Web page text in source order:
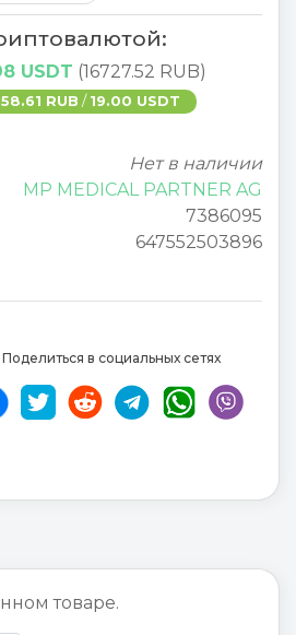
USDT (16727.52 RUB)
RUB / 19.00 USDT
Нет в наличии
MP MEDICAL PARTNER AG
7386095
647552503896
Поделиться в социальных сетях
товаре.